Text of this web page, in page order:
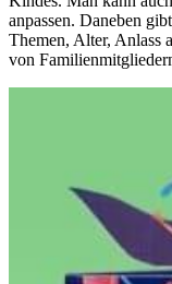
anpassen. Daneben
Themen, Alter, Anlass
von